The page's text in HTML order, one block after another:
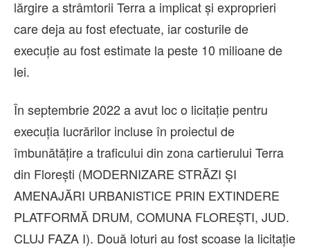
lărgire a strâmtorii Terra a implicat și exproprieri
care deja au fost efectuate, iar costurile de
execuție au fost estimate la peste 10 milioane de
lei.
În septembrie 2022 a avut loc o licitație pentru
execuția lucrărilor incluse în proiectul de
îmbunătățire a traficului din zona cartierului Terra
din Florești (MODERNIZARE STRĂZI ȘI
AMENAJĂRI URBANISTICE PRIN EXTINDERE
PLATFORMĂ DRUM, COMUNA FLOREȘTI, JUD.
CLUJ FAZA I). Două loturi au fost scoase la licitație